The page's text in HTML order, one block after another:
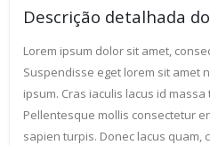
Descrição detalhada
Lorem ipsum dolor sit amet,
Suspendisse eget lorem sit amet
ipsum. Cras iaculis lacus id
Pellentesque mollis consectetur
sapien turpis. Donec lacus quam,